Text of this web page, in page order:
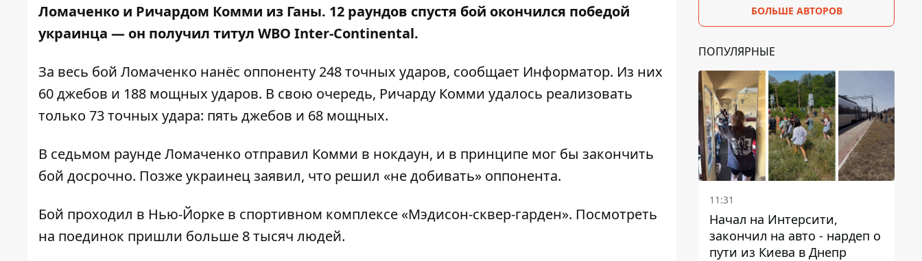
Ломаченко и Ричардом Комми из Ганы. 12 раундов спустя бой окончился победой
украинца — он получил титул WBO Inter-Continental.
За весь бой Ломаченко нанёс оппоненту 248 точных ударов, сообщает Информатор. Из них
60 джебов и 188 мощных ударов. В свою очередь, Ричарду Комми удалось реализовать
только 73 точных удара: пять джебов и 68 мощных.
В седьмом раунде Ломаченко отправил Комми в нокдаун, и в принципе мог бы закончить
бой досрочно. Позже украинец заявил, что решил «не добивать» оппонента.
Бой проходил в Нью-Йорке в спортивном комплексе «Мэдисон-сквер-гарден». Посмотреть
на поединок пришли больше 8 тысяч людей.
БОЛЬШЕ АВТОРОВ
ПОПУЛЯРНЫЕ
11:31
Начал на Интерсити,
закончил на авто - нардеп о
пути из Киева в Днепр